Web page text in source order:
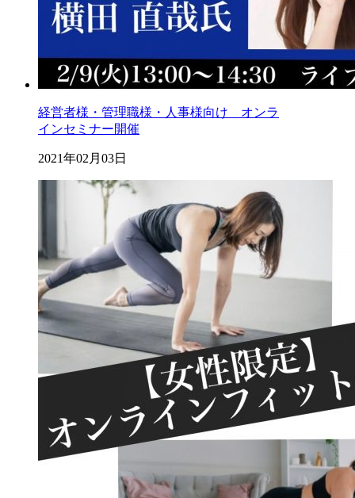
経営者様・管理職様・人事様向け オンラ
インセミナー開催
2021年02月03日